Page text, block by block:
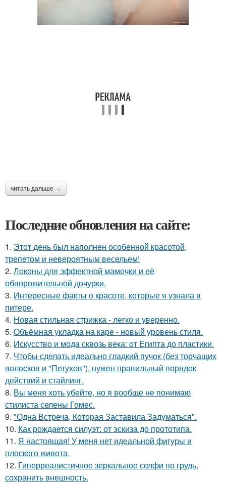
читать дальше →
Последние обновления на сайте:
1. Этот день был наполнен особенной красотой,
трепетом и невероятным весельем!
2. Локоны для эффектной мамочки и её
обворожительной дочурки.
3. Интересные факты о красоте, которые я узнала в
питере.
4. Новая стильная стрижка - легко и уверенно.
5. Объёмная укладка на каре - новый уровень стиля.
6. Искусство и мода сквозь века: от Египта до пластики.
7. Чтобы сделать идеально гладкий пучок (без торчащих
волосков и "Петухов"), нужен правильный порядок
действий и стайлинг.
8. Вы меня хоть убейте, но я вообще не понимаю
стилиста селены Гомес.
9. "Одна Встреча, Которая Заставила Задуматься".
10. Как рождается силуэт: от эскиза до прототипа.
11. Я настоящая! У меня нет идеальной фигуры и
плоского живота.
12. Гиперреалистичное зеркальное селфи по грудь,
сохранить внешность.